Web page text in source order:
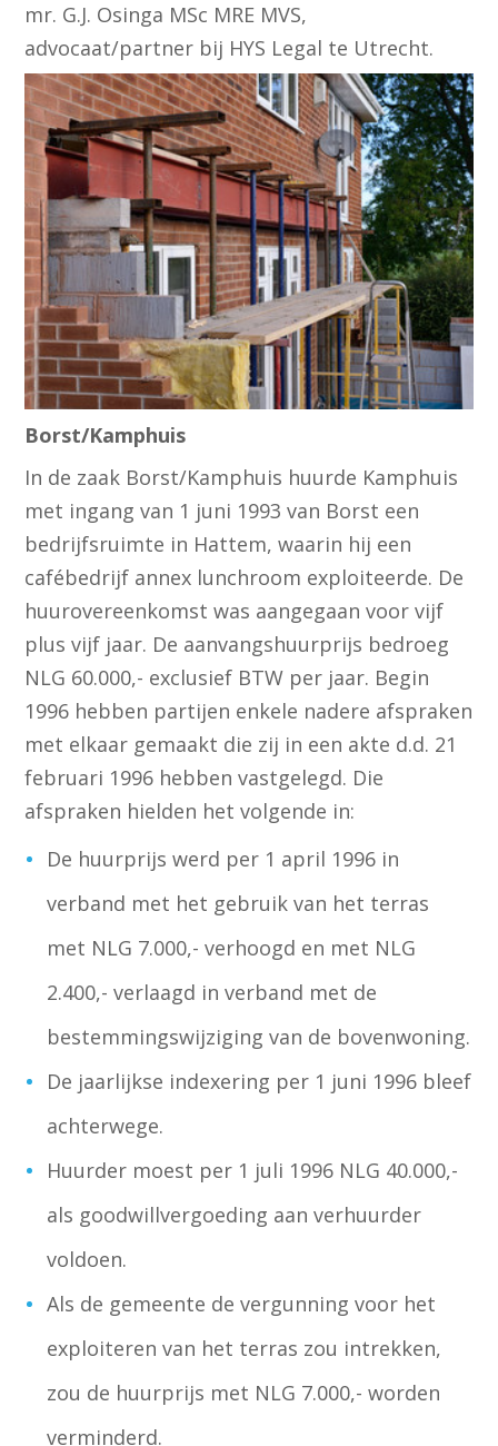
mr. G.J. Osinga MSc MRE MVS,
advocaat/partner bij HYS Legal te Utrecht.
Borst/Kamphuis
In de zaak Borst/Kamphuis huurde Kamphuis
met ingang van 1 juni 1993 van Borst een
bedrijfsruimte in Hattem, waarin hij een
cafébedrijf annex lunchroom exploiteerde. De
huurovereenkomst was aangegaan voor vijf
plus vijf jaar. De aanvangshuurprijs bedroeg
NLG 60.000,- exclusief BTW per jaar. Begin
1996 hebben partijen enkele nadere afspraken
met elkaar gemaakt die zij in een akte d.d. 21
februari 1996 hebben vastgelegd. Die
afspraken hielden het volgende in:
De huurprijs werd per 1 april 1996 in
verband met het gebruik van het terras
met NLG 7.000,- verhoogd en met NLG
2.400,- verlaagd in verband met de
bestemmingswijziging van de bovenwoning.
De jaarlijkse indexering per 1 juni 1996 bleef
achterwege.
Huurder moest per 1 juli 1996 NLG 40.000,-
als goodwillvergoeding aan verhuurder
voldoen.
Als de gemeente de vergunning voor het
exploiteren van het terras zou intrekken,
zou de huurprijs met NLG 7.000,- worden
verminderd.